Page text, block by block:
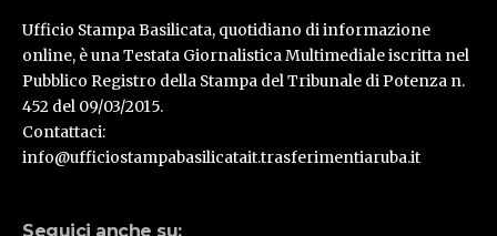
Ufficio Stampa Basilicata, quotidiano di informazione
online, è una Testata Giornalistica Multimediale iscritta nel
Pubblico Registro della Stampa del Tribunale di Potenza n.
452 del 09/03/2015.
Contattaci:
info@ufficiostampabasilicatait.trasferimentiaruba.it
Seguici anche su: